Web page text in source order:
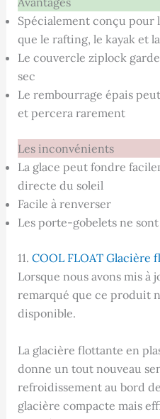
Spécialement conçu pour
que le rafting, le kayak et
Le couvercle ziplock
sec
Le rembourrage épais
et percera rarement
Les inconvénients
La glace peut fondre
directe du soleil
Facile à renverser
Les porte-gobelets ne sont
11. COOL FLOAT Glacière
Lorsque nous avons mis à
remarqué que ce produit
disponible.
La glacière flottante en
donne un tout nouveau
refroidissement au bord de
glacière compacte mais